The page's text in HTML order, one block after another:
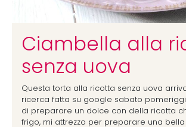
Ciambella alla
senza uova
Questa torta alla ricotta senza uova
ricerca fatta su google sabato
di preparare un dolce con della ricotta
frigo, mi attrezzo per preparare una